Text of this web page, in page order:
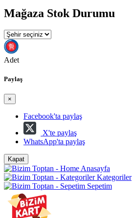
Mağaza Stok Durumu
Adet
Paylaş
×
Facebook'ta paylaş
X'te paylaş
WhatsApp'ta paylaş
Kapat
Anasayfa
Kategoriler
Sepetim